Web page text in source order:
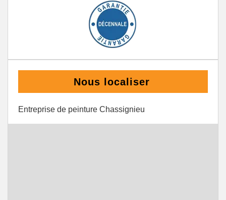
Nous localiser
Entreprise de peinture Chassignieu